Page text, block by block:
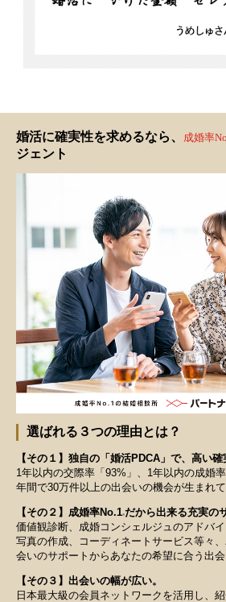
婚活に確実性を求めるなら、 成婚率
ジェント
選ばれる３つの理由とは？
【その１】独自の「婚活PDCA」で、高い
1年以内の交際率「93%」、1年以内の成婚率
年間で30万件以上の出会いの機会が生まれて
【その２】成婚率No.1※だから出来る充実の
価値観診断、成婚コンシェルジュのアドバ
写真の作成、コーディネートサービス等々
会いのサポートからあなたの希望に合う出会
【その３】出会いの幅が広い。
日本最大級の会員ネットワークを活用し、